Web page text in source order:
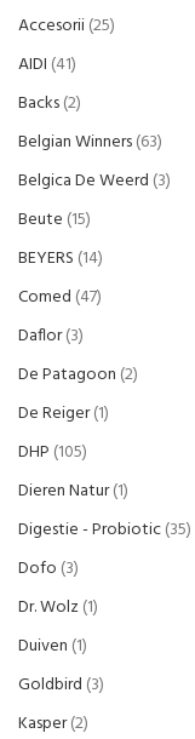
Accesorii 25
AIDI 41
Backs 2
Belgian Winners 63
Belgica De Weerd 3
Beute 15
BEYERS 14
Comed 47
Daflor 3
De Patagoon 2
De Reiger 1
DHP 105
Dieren Natur 1
Digestie - Probiotic 35
Dofo 3
Dr. Wolz 1
Duiven 1
Goldbird 3
Kasper 2